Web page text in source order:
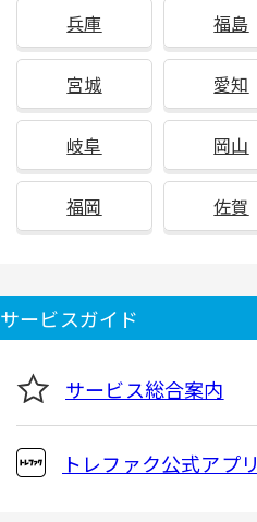
兵庫 福島
宮城 愛知
岐阜 岡山
福岡 佐賀
サービスガイド
サービス総合案内
トレファク公式アプリ